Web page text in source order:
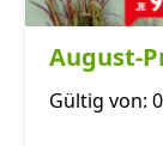
August-
Gültig von: